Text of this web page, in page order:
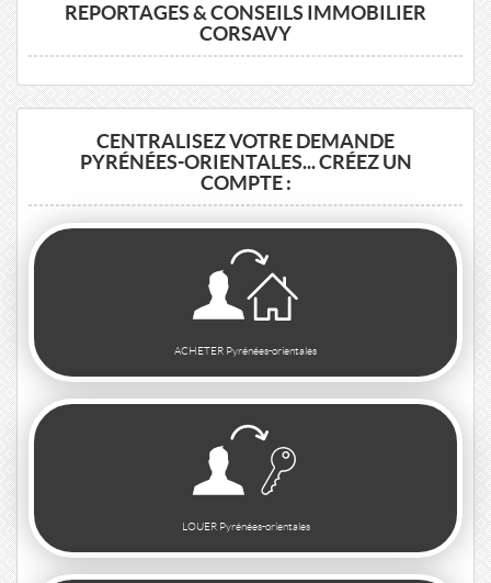
REPORTAGES & CONSEILS IMMOBILIER
CORSAVY
CENTRALISEZ VOTRE DEMANDE
PYRÉNÉES-ORIENTALES... CRÉEZ UN
COMPTE :
ACHETER Pyrénées-orientales
LOUER Pyrénées-orientales